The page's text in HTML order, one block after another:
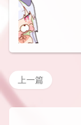
上一篇